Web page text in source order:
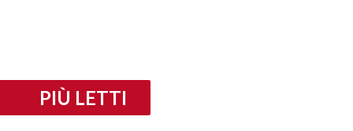
PIÙ LETTI